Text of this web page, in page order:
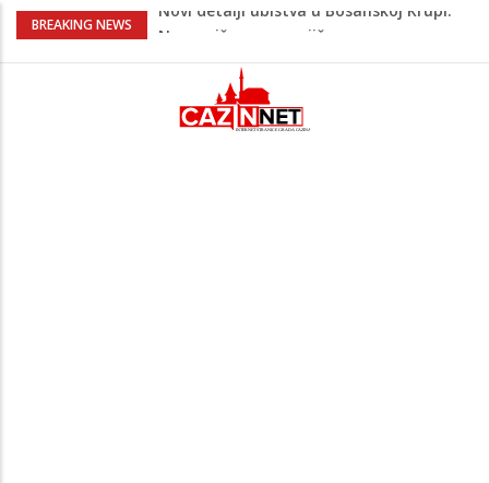
BREAKING NEWS
Na Ahiret preselila Bešić (rođ. Blažević)
Na Ahiret preselio ŠUPUK (Refik) ŠEFIK
Evo koje države su zasad za, a koje
protiv Infantina na izborima: Srbija i